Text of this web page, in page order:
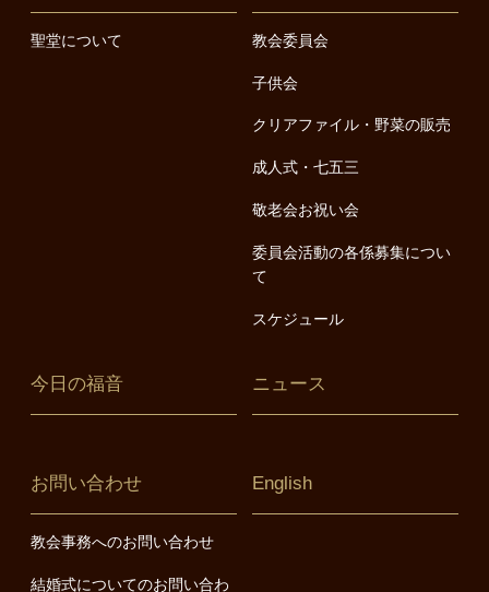
聖堂について 教会委員会
子供会
クリアファイル・野菜の販売
成人式・七五三
敬老会お祝い会
委員会活動の各係募集につい
て
スケジュール
今日の福音 ニュース
お問い合わせ
教会事務へのお問い合わせ
結婚式についてのお問い合わ
English